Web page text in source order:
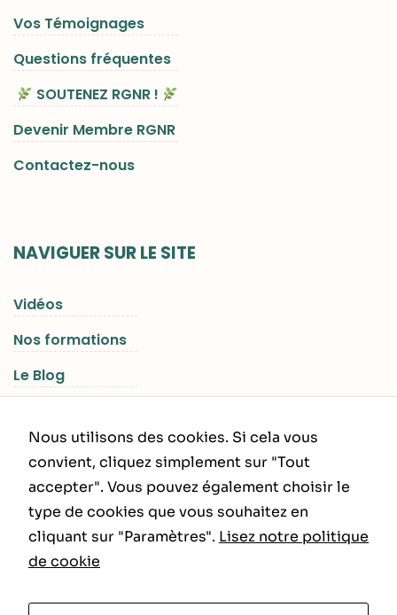
Vos Témoignages
Questions fréquentes
SOUTENEZ RGNR !
Devenir Membre RGNR
Contactez-nous
NAVIGUER SUR LE SITE
Vidéos
Nos formations
Le Blog
INFORMATIONS LÉGALES
Politique de Confidentialité
Nous utilisons des cookies. Si cela vous
convient, cliquez simplement sur "Tout
accepter". Vous pouvez également choisir le
type de cookies que vous souhaitez en
cliquant sur "Paramètres". Lisez notre politique
de cookie
1